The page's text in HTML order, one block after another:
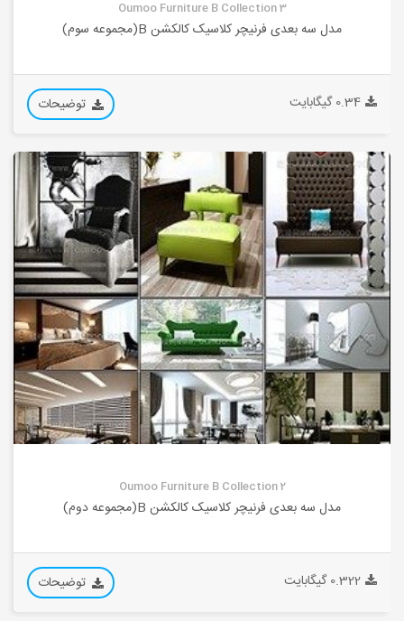
Oumoo Furniture B Collection 3
مدل سه بعدی فرنیچر کلاسیک کالکشن B(مجموعه سوم)
0.34 گیگابایت توضیحات
Oumoo Furniture B Collection 2
مدل سه بعدی فرنیچر کلاسیک کالکشن B(مجموعه دوم)
0.322 گیگابایت توضیحات